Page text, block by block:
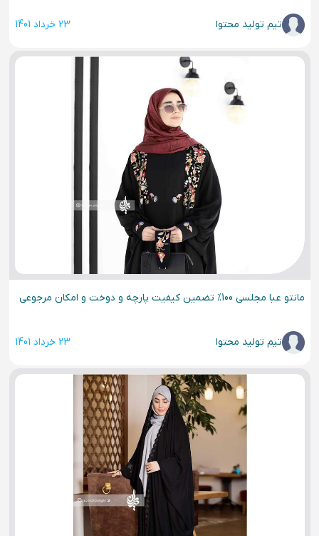
تیم تولید محتوا 23 خرداد 1401
مانتو عبا مجلسی 100% تضمین کیفیت پارچه و دوخت و امکان مرجوعی
تیم تولید محتوا 23 خرداد 1401